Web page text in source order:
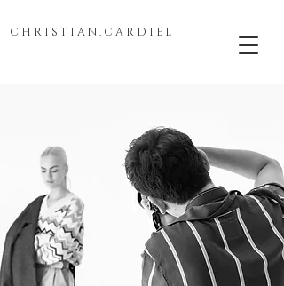
C H R I S T I A N . C A R D I E L